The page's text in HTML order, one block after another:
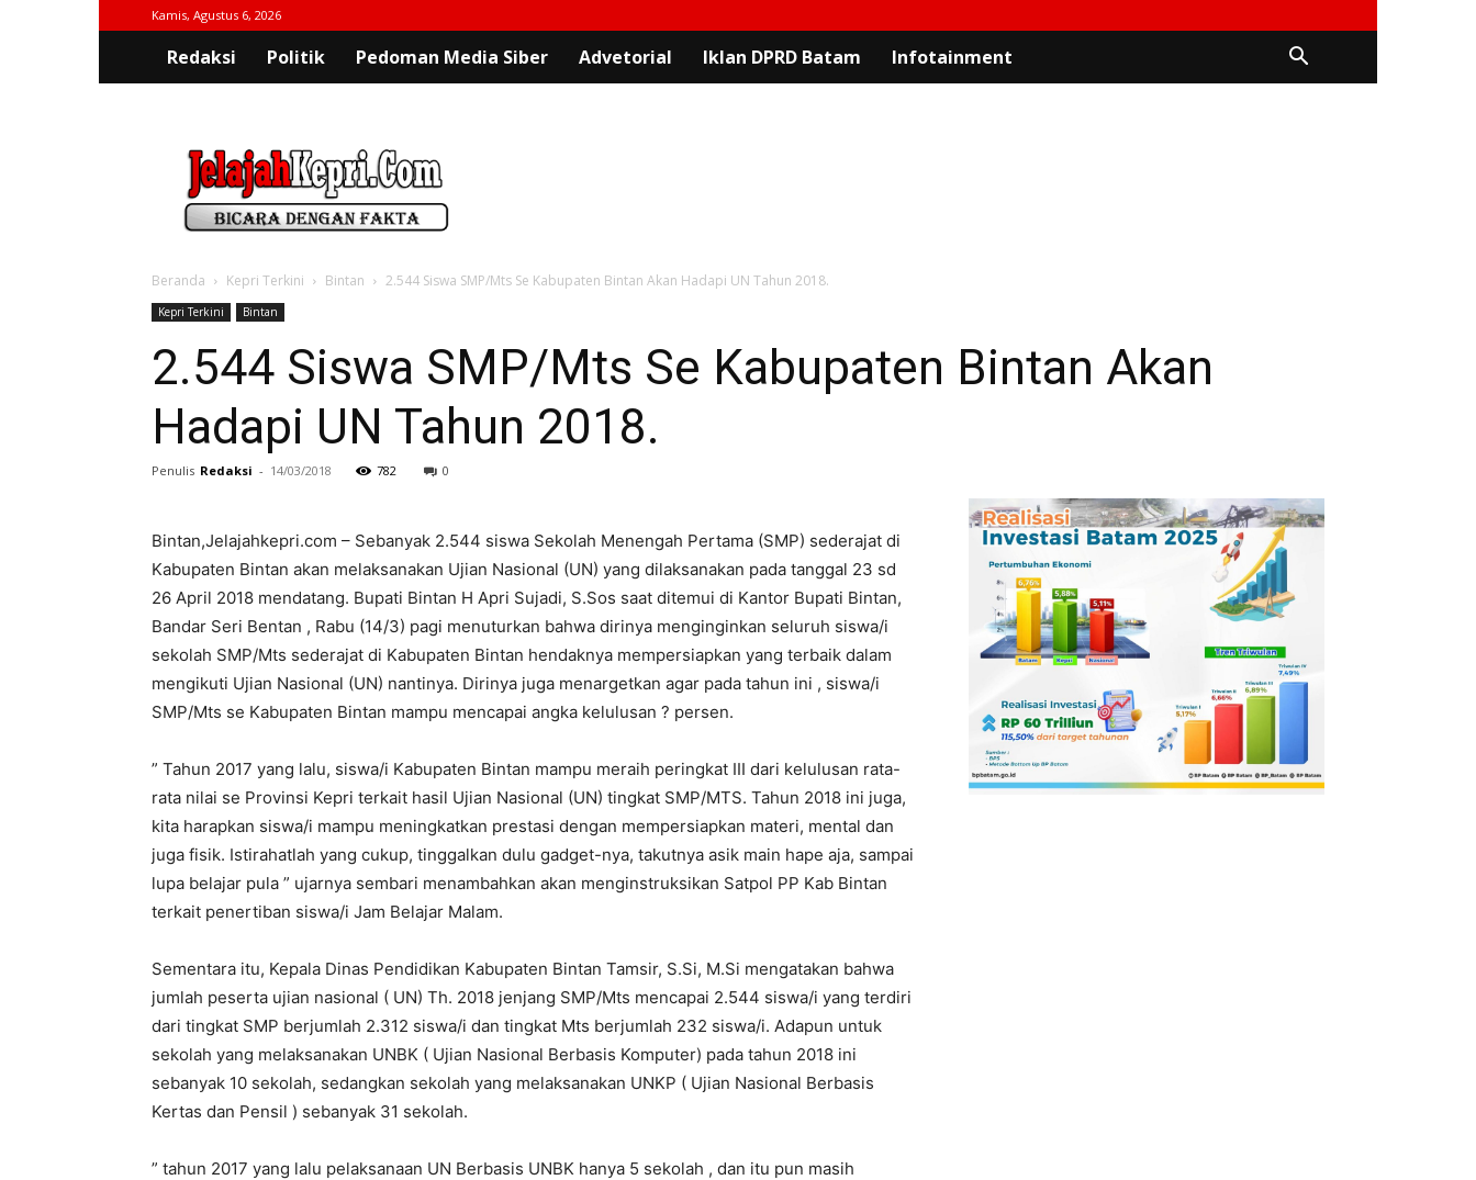
Kamis, Agustus 6, 2026
Redaksi Politik Pedoman Media Siber Advetorial Iklan DPRD Batam Infotainment
Beranda Kepri Terkini Bintan 2.544 Siswa SMP/Mts Se Kabupaten Bintan Akan Hadapi UN Tahun 2018.
Kepri Terkini Bintan
2.544 Siswa SMP/Mts Se Kabupaten Bintan Akan
Hadapi UN Tahun 2018.
Penulis Redaksi - 14/03/2018 782 0
Bintan,Jelajahkepri.com – Sebanyak 2.544 siswa Sekolah Menengah Pertama (SMP) sederajat di
Kabupaten Bintan akan melaksanakan Ujian Nasional (UN) yang dilaksanakan pada tanggal 23 sd
26 April 2018 mendatang. Bupati Bintan H Apri Sujadi, S.Sos saat ditemui di Kantor Bupati Bintan,
Bandar Seri Bentan , Rabu (14/3) pagi menuturkan bahwa dirinya menginginkan seluruh siswa/i
sekolah SMP/Mts sederajat di Kabupaten Bintan hendaknya mempersiapkan yang terbaik dalam
mengikuti Ujian Nasional (UN) nantinya. Dirinya juga menargetkan agar pada tahun ini , siswa/i
SMP/Mts se Kabupaten Bintan mampu mencapai angka kelulusan ? persen.
” Tahun 2017 yang lalu, siswa/i Kabupaten Bintan mampu meraih peringkat III dari kelulusan rata-
rata nilai se Provinsi Kepri terkait hasil Ujian Nasional (UN) tingkat SMP/MTS. Tahun 2018 ini juga,
kita harapkan siswa/i mampu meningkatkan prestasi dengan mempersiapkan materi, mental dan
juga fisik. Istirahatlah yang cukup, tinggalkan dulu gadget-nya, takutnya asik main hape aja, sampai
lupa belajar pula ” ujarnya sembari menambahkan akan menginstruksikan Satpol PP Kab Bintan
terkait penertiban siswa/i Jam Belajar Malam.
Sementara itu, Kepala Dinas Pendidikan Kabupaten Bintan Tamsir, S.Si, M.Si mengatakan bahwa
jumlah peserta ujian nasional ( UN) Th. 2018 jenjang SMP/Mts mencapai 2.544 siswa/i yang terdiri
dari tingkat SMP berjumlah 2.312 siswa/i dan tingkat Mts berjumlah 232 siswa/i. Adapun untuk
sekolah yang melaksanakan UNBK ( Ujian Nasional Berbasis Komputer) pada tahun 2018 ini
sebanyak 10 sekolah, sedangkan sekolah yang melaksanakan UNKP ( Ujian Nasional Berbasis
Kertas dan Pensil ) sebanyak 31 sekolah.
” tahun 2017 yang lalu pelaksanaan UN Berbasis UNBK hanya 5 sekolah , dan itu pun masih